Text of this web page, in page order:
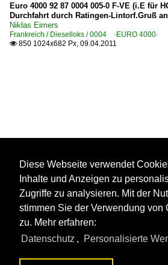
Euro 4000 92 87 0004 005-0 F-VE (i.E für
Durchfahrt durch Ratingen-Lintorf.Gruß
Niklas Eimers
Frankreich / Dieselloks / 0004 ·EURO 4000·
 850 1024x682 Px, 09.04.2011
Diese Webseite verwendet
Inhalte und Anzeigen zu
Zugriffe zu analysieren. Mit der
stimmen Sie der Verwendung von
zu. Mehr erfahren:
Datenschutz , Personalisierte